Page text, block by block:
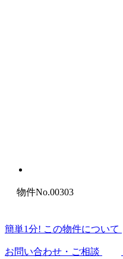
物件No.00303
簡単1分! この物件について
お問い合わせ・ご相談